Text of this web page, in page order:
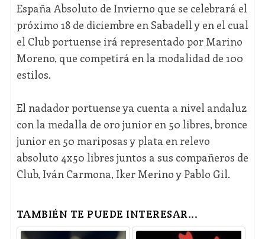
España Absoluto de Invierno que se celebrará el
próximo 18 de diciembre en Sabadell y en el cual
el Club portuense irá representado por Marino
Moreno, que competirá en la modalidad de 100
estilos.
El nadador portuense ya cuenta a nivel andaluz
con la medalla de oro junior en 50 libres, bronce
junior en 50 mariposas y plata en relevo
absoluto 4x50 libres juntos a sus compañeros de
Club, Iván Carmona, Iker Merino y Pablo Gil.
TAMBIÉN TE PUEDE INTERESAR...